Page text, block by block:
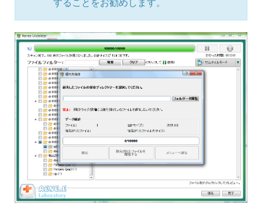
することをお勧めします。